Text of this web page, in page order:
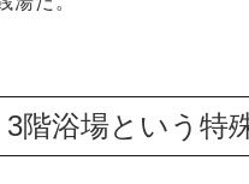
3階浴場という特